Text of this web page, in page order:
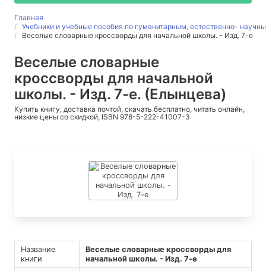
Главная
Учебники и учебные пособия по гуманитарным, естественно-
Веселые словарные кроссворды для начальной школы. - Изд. 7-е
Веселые словарные
кроссворды для начальной
школы. - Изд. 7-е. (Елынцева)
Купить книгу, доставка почтой, скачать бесплатно, читать онлайн,
низкие цены со скидкой, ISBN 978-5-222-41007-3
Название
книги
Веселые словарные кроссворды для
начальной школы. - Изд. 7-е